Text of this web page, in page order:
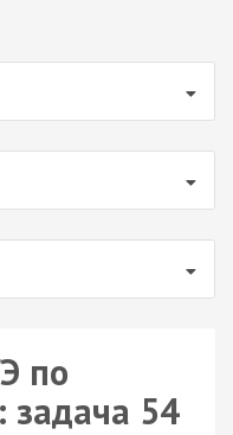
по
задача 54